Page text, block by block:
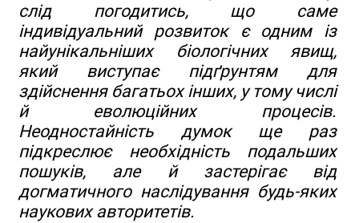
слід погодитись, що саме
індивідуальний розвиток є одним із
найунікальніших біологічних явищ,
який виступає підґрунтям для
здійснення багатьох інших, у тому числі
й еволюційних процесів.
Неодностайність думок ще раз
підкреслює необхідність подальших
пошуків, але й застерігає від
догматичного наслідування будь-яких
наукових авторитетів.